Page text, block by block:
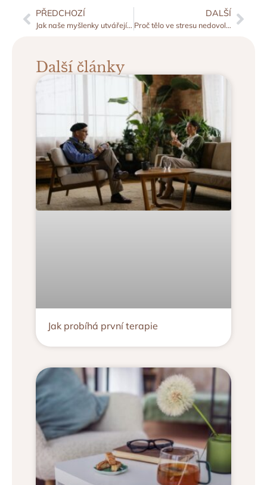
PŘEDCHOZÍ
Jak naše myšlenky utvářejí realitu: Průvodce sebepotvrzujícími strategiemi
DALŠÍ
Proč tělo ve stresu nedovolí hubnout (i když děláte všechno správně)
Další články
Jak probíhá první terapie